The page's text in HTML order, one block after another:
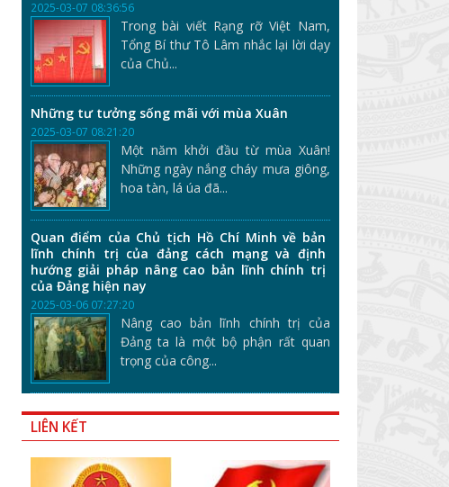
2025-03-07 08:36:56
Trong bài viết Rạng rỡ Việt Nam,
Tổng Bí thư Tô Lâm nhắc lại lời dạy
của Chủ...
Những tư tưởng sống mãi với mùa Xuân
2025-03-07 08:21:20
Một năm khởi đầu từ mùa Xuân!
Những ngày nắng cháy mưa giông,
hoa tàn, lá úa đã...
Quan điểm của Chủ tịch Hồ Chí Minh về bản
lĩnh chính trị của đảng cách mạng và định
hướng giải pháp nâng cao bản lĩnh chính trị
của Đảng hiện nay
2025-03-06 07:27:20
Nâng cao bản lĩnh chính trị của
Đảng ta là một bộ phận rất quan
trọng của công...
LIÊN KẾT